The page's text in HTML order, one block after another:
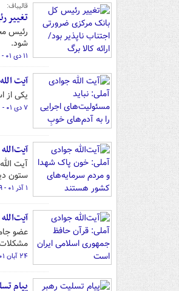
قالیباف:
تغییر
رئیس
شود.
۱۱ دی ۰۱ - ۰۹:۱۱
آیت
یکی از
۷ دی ۰۱ - ۱۶:۳۰
آیت
ستون
۱ آذر ۰۱ - ۱۴:۱۹
عضو
مشکلات
۲۴ آبان ۰۱ - ۱۳:۱۱
پیام